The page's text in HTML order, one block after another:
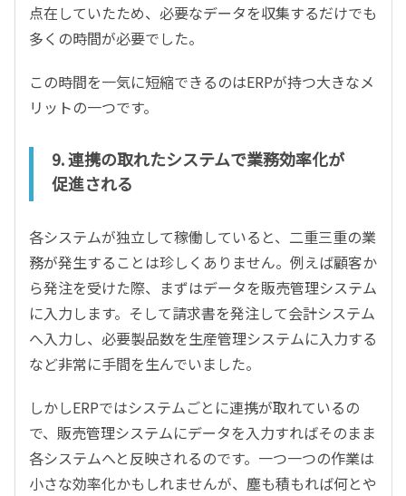
点在していたため、必要なデータを収集するだけでも
多くの時間が必要でした。
この時間を一気に短縮できるのはERPが持つ大きなメ
リットの一つです。
9. 連携の取れたシステムで業務効率化が
促進される
各システムが独立して稼働していると、二重三重の業
務が発生することは珍しくありません。例えば顧客か
ら発注を受けた際、まずはデータを販売管理システム
に入力します。そして請求書を発注して会計システム
へ入力し、必要製品数を生産管理システムに入力する
など非常に手間を生んでいました。
しかしERPではシステムごとに連携が取れているの
で、販売管理システムにデータを入力すればそのまま
各システムへと反映されるのです。一つ一つの作業は
小さな効率化かもしれませんが、塵も積もれば何とや